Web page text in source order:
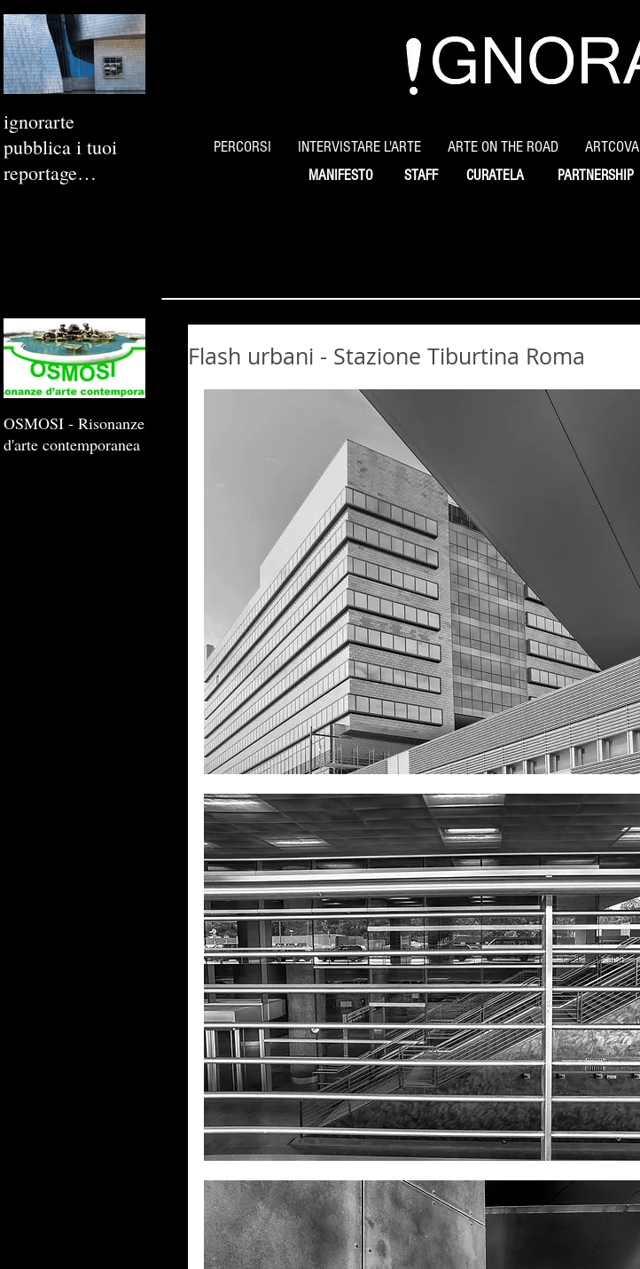
ignorarte
pubblica i tuoi
reportage
PERCORSI INTERVISTARE L'ARTE ARTE ON THE ROAD ARTCOVA
MANIFESTO STAFF CURATELA PARTNERSHIP
Flash urbani - Stazione Tiburtina Roma
OSMOSI - Risonanze
d'arte contemporanea